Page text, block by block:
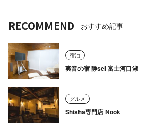
RECOMMEND おすすめ記事
宿泊
爽音の宿 静sei 富士河口湖
グルメ
Shisha専門店 Nook